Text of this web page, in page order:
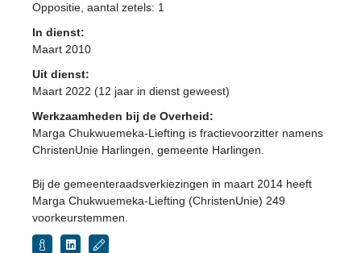
Oppositie , aantal zetels: 1
In dienst:
Maart 2010
Uit dienst:
Maart 2022 (12 jaar in dienst geweest)
Werkzaamheden bij de Overheid:
Marga Chukwuemeka-Liefting is fractievoorzitter namens
ChristenUnie Harlingen, gemeente Harlingen.
Bij de gemeenteraadsverkiezingen in maart 2014 heeft
Marga Chukwuemeka-Liefting (ChristenUnie) 249
voorkeurstemmen.